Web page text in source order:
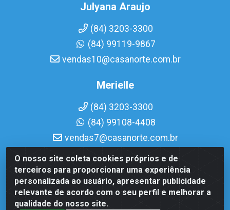
O nosso site coleta cookies próprios e de
terceiros para proporcionar uma experiência
personalizada ao usuário, apresentar publicidade
relevante de acordo com o seu perfil e melhorar a
qualidade do nosso site.
Julyana Araujo
(84) 3203-3300
(84) 99119-9867
vendas10@casanorte.com.br
Merielle
(84) 3203-3300
(84) 99108-4408
vendas7@casanorte.com.br
Casa Norte LTDA - Av. Interventor Mário Câmara, 1815 -
Dix-Sept Rosado, Natal/RN - CEP 59054-600 - CNPJ
08.713.513/0001-51